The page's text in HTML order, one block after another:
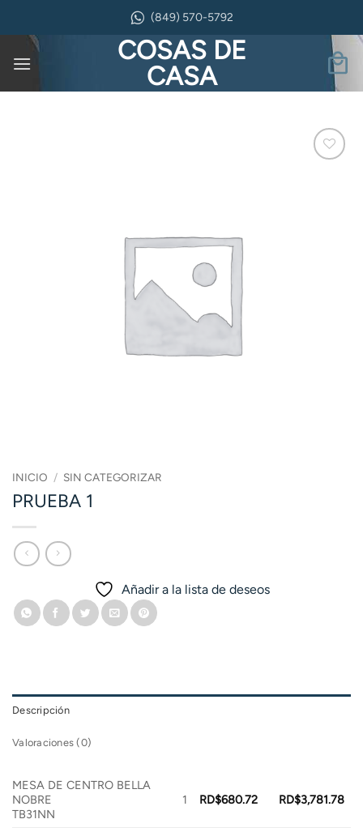
contenido
(849) 570-5792
COSAS DE
CASA
INICIO / SIN CATEGORIZAR
PRUEBA 1
Añadir a la lista de deseos
Descripción
Valoraciones (0)
MESA DE CENTRO BELLA
NOBRE
TB31NN
1 RD$680.72 RD$3,781.78